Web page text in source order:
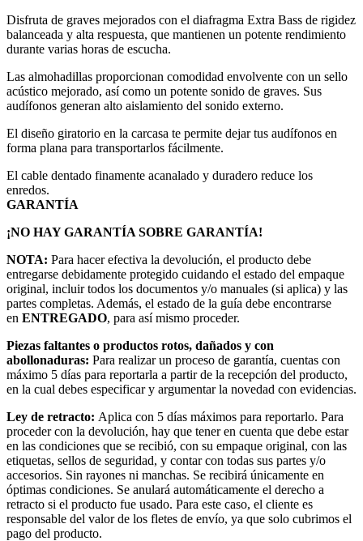
Disfruta de graves mejorados con el diafragma Extra Bass de rigidez
balanceada y alta respuesta, que mantienen un potente rendimiento
durante varias horas de escucha.
Las almohadillas proporcionan comodidad envolvente con un sello
acústico mejorado, así como un potente sonido de graves. Sus
audífonos generan alto aislamiento del sonido externo.
El diseño giratorio en la carcasa te permite dejar tus audífonos en
forma plana para transportarlos fácilmente.
El cable dentado finamente acanalado y duradero reduce los
enredos.
GARANTÍA
¡NO HAY GARANTÍA SOBRE GARANTÍA!
NOTA: Para hacer efectiva la devolución, el producto debe
entregarse debidamente protegido cuidando el estado del empaque
original, incluir todos los documentos y/o manuales (si aplica) y las
partes completas. Además, el estado de la guía debe encontrarse
en ENTREGADO, para así mismo proceder.
Piezas faltantes o productos rotos, dañados y con
abollonaduras: Para realizar un proceso de garantía, cuentas con
máximo 5 días para reportarla a partir de la recepción del producto,
en la cual debes especificar y argumentar la novedad con evidencias.
Ley de retracto: Aplica con 5 días máximos para reportarlo. Para
proceder con la devolución, hay que tener en cuenta que debe estar
en las condiciones que se recibió, con su empaque original, con las
etiquetas, sellos de seguridad, y contar con todas sus partes y/o
accesorios. Sin rayones ni manchas. Se recibirá únicamente en
óptimas condiciones. Se anulará automáticamente el derecho a
retracto si el producto fue usado. Para este caso, el cliente es
responsable del valor de los fletes de envío, ya que solo cubrimos el
pago del producto.